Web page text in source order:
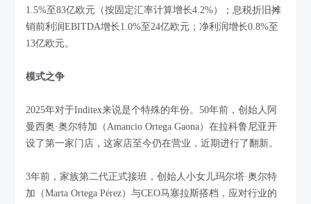
1.5%至83亿欧元（按固定汇率计算增长4.2%）；息税折旧摊
销前利润EBITDA增长1.0%至24亿欧元；净利润增长0.8%至
13亿欧元。
模式之争
2025年对于Inditex来说是个特殊的年份。50年前，创始人阿
曼西奥·奥尔特加（Amancio Ortega Gaona）在拉科鲁尼亚开
设了第一家门店，这家店至今仍在营业，近期进行了翻新。
3年前，家族第二代正式接班，创始人小女儿玛尔塔·奥尔特
加（Marta Ortega Pérez）与CEO马塞拉斯搭档，应对行业的